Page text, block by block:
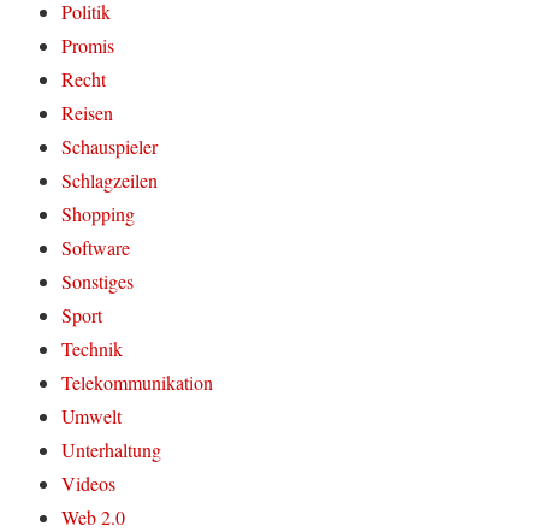
Politik
Promis
Recht
Reisen
Schauspieler
Schlagzeilen
Shopping
Software
Sonstiges
Sport
Technik
Telekommunikation
Umwelt
Unterhaltung
Videos
Web 2.0